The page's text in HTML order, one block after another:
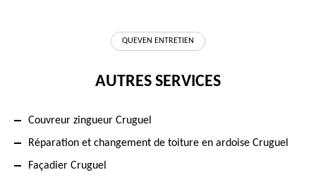
QUEVEN ENTRETIEN
AUTRES SERVICES
Couvreur zingueur Cruguel
Réparation et changement de toiture en ardoise Cruguel
Façadier Cruguel